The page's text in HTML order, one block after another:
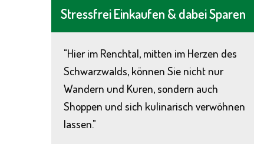
Stressfrei Einkaufen & dabei Sparen
"Hier im Renchtal, mitten im Herzen des
Schwarzwalds, können Sie nicht nur
Wandern und Kuren, sondern auch
Shoppen und sich kulinarisch verwöhnen
lassen."